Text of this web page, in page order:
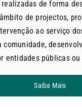
de forma
de projectos,
ao serviço
comunidade,
entidades públicas ou
Saiba Mais